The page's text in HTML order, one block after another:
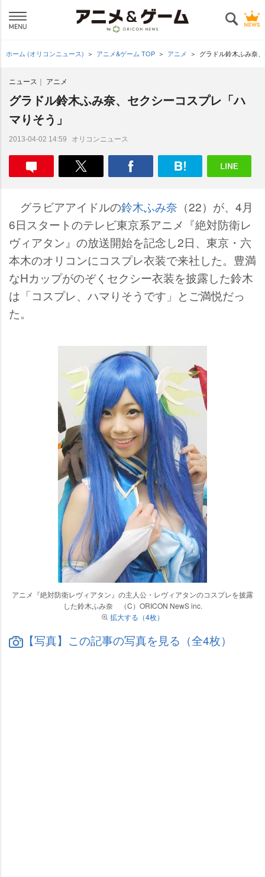
ホーム (オリコンニュース) アニメ&ゲーム TOP アニメ グラドル鈴木ふみ奈
ニュース アニメ
グラドル鈴木ふみ奈、セクシーコスプレ「ハ
マりそう」
2013-04-02 14:59 オリコンニュース
グラビアアイドルの鈴木ふみ奈 （22）が、4月
6日スタートのテレビ東京系アニメ『絶対防衛レ
ヴィアタン』の放送開始を記念し2日、東京・六
本木のオリコンにコスプレ衣装で来社した。豊満
なHカップがのぞくセクシー衣装を披露した鈴木
は「コスプレ、ハマりそうです」とご満悦だっ
た。
アニメ『絶対防衛レヴィアタン』の主人公・レヴィアタンのコスプレを披露
した鈴木ふみ奈 （C）ORICON NewS inc.
拡大する（4枚）
【写真】この記事の写真を見る（全4枚）